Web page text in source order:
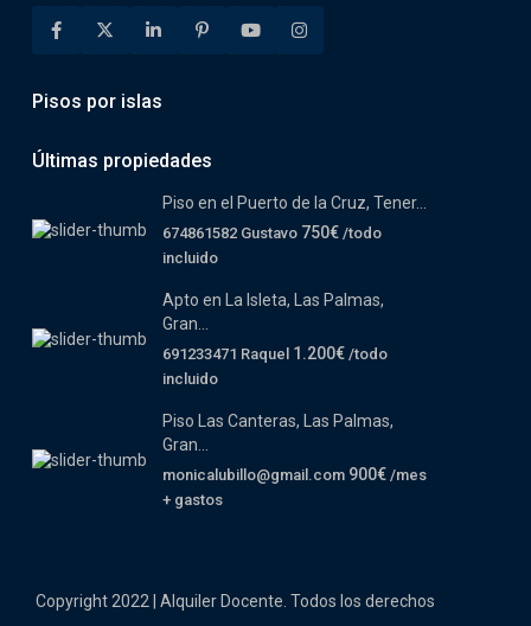
Pisos por islas
Últimas propiedades
Piso en el Puerto de la Cruz, Tener...
674861582 Gustavo 750€ /todo
incluido
Apto en La Isleta, Las Palmas,
Gran...
691233471 Raquel 1.200€ /todo
incluido
Piso Las Canteras, Las Palmas,
Gran...
monicalubillo@gmail.com 900€ /mes
+ gastos
Copyright 2022 | Alquiler Docente. Todos los derechos